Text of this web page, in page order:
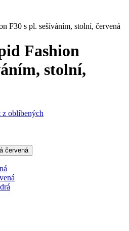
F30 s pl. sešíváním, stolní, červená
Fashion
stolní,
z oblíbených
červená